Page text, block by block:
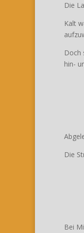
Die
Kalt
Doch
hin-
Die
Bei